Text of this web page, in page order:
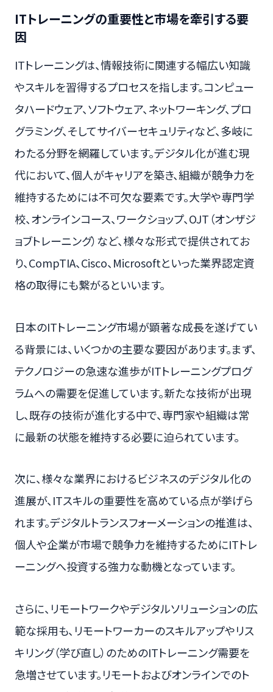
ITトレーニングの重要性と市場を牽引する要
因
ITトレーニングは、情報技術に関連する幅広い知識
やスキルを習得するプロセスを指します。コンピュー
タハードウェア、ソフトウェア、ネットワーキング、プロ
グラミング、そしてサイバーセキュリティなど、多岐に
わたる分野を網羅しています。デジタル化が進む現
代において、個人がキャリアを築き、組織が競争力を
維持するためには不可欠な要素です。大学や専門学
校、オンラインコース、ワークショップ、OJT（オンザジ
ョブトレーニング）など、様々な形式で提供されてお
り、CompTIA、Cisco、Microsoftといった業界認定資
格の取得にも繋がるといいます。
日本のITトレーニング市場が顕著な成長を遂げてい
る背景には、いくつかの主要な要因があります。まず、
テクノロジーの急速な進歩がITトレーニングプログ
ラムへの需要を促進しています。新たな技術が出現
し、既存の技術が進化する中で、専門家や組織は常
に最新の状態を維持する必要に迫られています。
次に、様々な業界におけるビジネスのデジタル化の
進展が、ITスキルの重要性を高めている点が挙げら
れます。デジタルトランスフォーメーションの推進は、
個人や企業が市場で競争力を維持するためにITトレ
ーニングへ投資する強力な動機となっています。
さらに、リモートワークやデジタルソリューションの広
範な採用も、リモートワーカーのスキルアップやリス
キリング（学び直し）のためのITトレーニング需要を
急増させています。リモートおよびオンラインでのト